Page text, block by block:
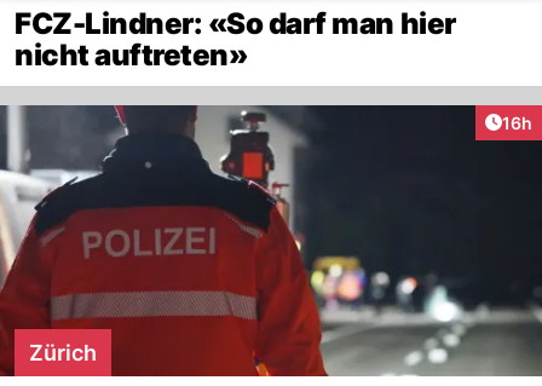
FCZ-Lindner: «So darf man hier
nicht auftreten»
16h
Zürich